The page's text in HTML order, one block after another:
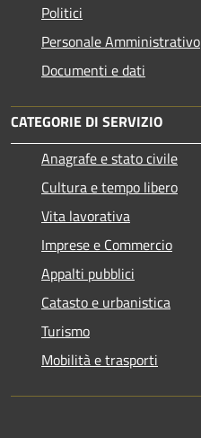
Politici
Personale Amministrativo
Documenti e dati
CATEGORIE DI SERVIZIO
Anagrafe e stato civile
Cultura e tempo libero
Vita lavorativa
Imprese e Commercio
Appalti pubblici
Catasto e urbanistica
Turismo
Mobilità e trasporti